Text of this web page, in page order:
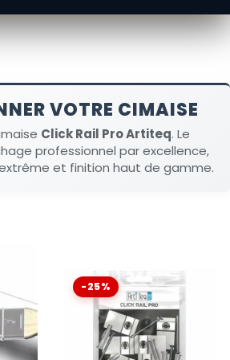
VOTRE CIMAISE
Click Rail Pro Artiteq. Le
professionnel par excellence,
et finition haut de gamme.
-25%